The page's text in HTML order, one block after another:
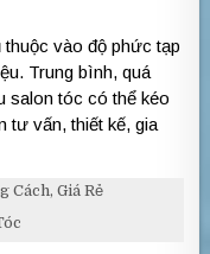
vào độ phức tạp
Trung bình, quá
salon tóc có thể kéo
tư vấn, thiết kế, gia